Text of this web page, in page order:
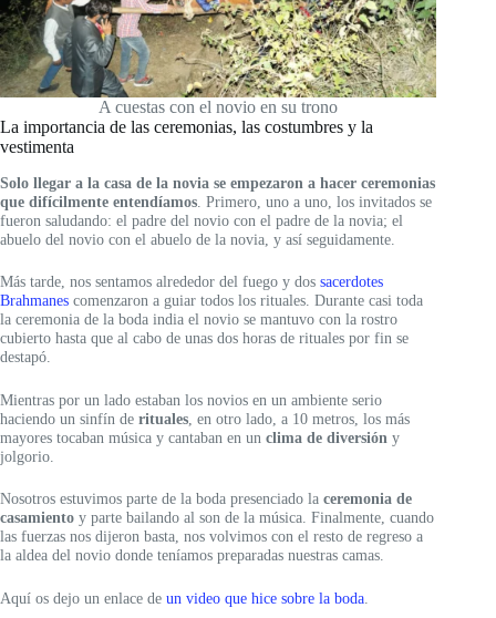
A cuestas con el novio en su trono
La importancia de las ceremonias, las costumbres y la
vestimenta
Solo llegar a la casa de la novia se empezaron a hacer ceremonias
que difícilmente entendíamos . Primero, uno a uno, los invitados se
fueron saludando: el padre del novio con el padre de la novia; el
abuelo del novio con el abuelo de la novia, y así seguidamente.
Más tarde, nos sentamos alrededor del fuego y dos sacerdotes
Brahmanes comenzaron a guiar todos los rituales. Durante casi toda
la ceremonia de la boda india el novio se mantuvo con la rostro
cubierto hasta que al cabo de unas dos horas de rituales por fin se
destapó.
Mientras por un lado estaban los novios en un ambiente serio
haciendo un sinfín de rituales , en otro lado, a 10 metros, los más
mayores tocaban música y cantaban en un clima de diversión y
jolgorio.
Nosotros estuvimos parte de la boda presenciado la ceremonia de
casamiento y parte bailando al son de la música. Finalmente, cuando
las fuerzas nos dijeron basta, nos volvimos con el resto de regreso a
la aldea del novio donde teníamos preparadas nuestras camas.
Aquí os dejo un enlace de un video que hice sobre la boda